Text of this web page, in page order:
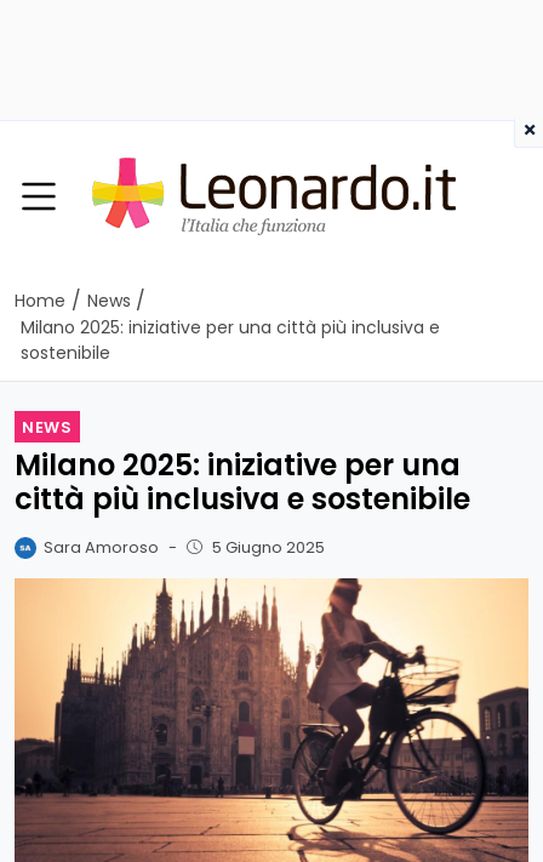
Home / News /
Milano 2025: iniziative per una città più inclusiva e
sostenibile
NEWS
Milano 2025: iniziative per una
città più inclusiva e sostenibile
Sara Amoroso - 5 Giugno 2025
×